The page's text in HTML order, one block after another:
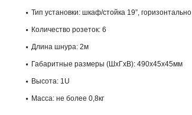
Тип установки: шкаф/стойка 19”, горизонтально
Количество розеток: 6
Длина шнура: 2м
Габаритные размеры (ШхГхВ): 490х45х45мм
Высота: 1U
Масса: не более 0,8кг